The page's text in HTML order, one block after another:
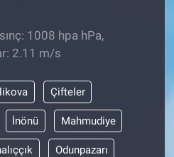
1008 hpa hPa,
2.11 m/s
Çifteler
İnönü Mahmudiye
Odunpazarı